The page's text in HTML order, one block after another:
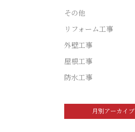
その他
リフォーム工事
外壁工事
屋根工事
防水工事
月別アーカイブ